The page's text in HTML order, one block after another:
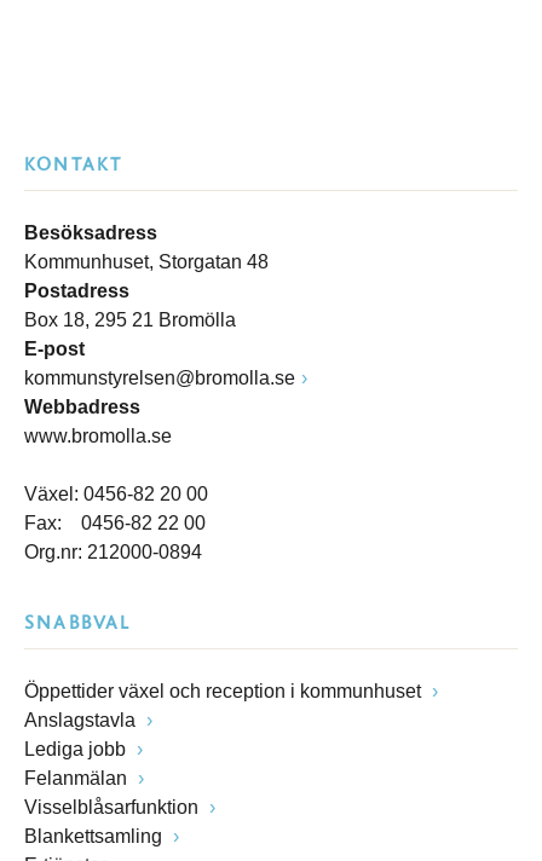
KONTAKT
Besöksadress
Kommunhuset, Storgatan 48
Postadress
Box 18, 295 21 Bromölla
E-post
kommunstyrelsen@bromolla.se
Webbadress
www.bromolla.se
Växel: 0456-82 20 00
Fax: 0456-82 22 00
Org.nr: 212000-0894
SNABBVAL
Öppettider växel och reception i kommunhuset
Anslagstavla
Lediga jobb
Felanmälan
Visselblåsarfunktion
Blankettsamling